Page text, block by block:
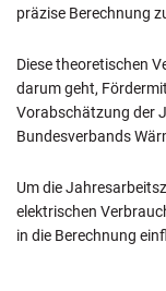
präzise Berechnung
Diese theoretischen
darum geht,
Vorabschätzung der
Bundesverbands
Um die
elektrischen
in die Berechnung